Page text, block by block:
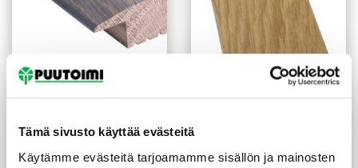
Tämä sivusto käyttää evästeitä
Käytämme evästeitä tarjoamamme sisällön ja mainosten
21X60/17X1000 mm
26,55€/kpl 13,28€/kpl